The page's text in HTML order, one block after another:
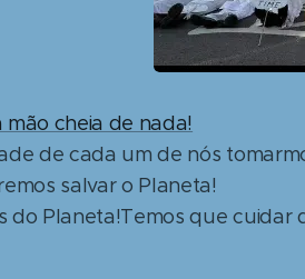
mão cheia de nada!
de cada um de nós
salvar o Planeta!
do Planeta!Temos que cuidar